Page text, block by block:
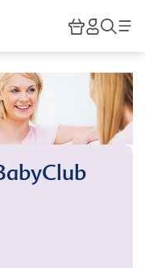
HiPP